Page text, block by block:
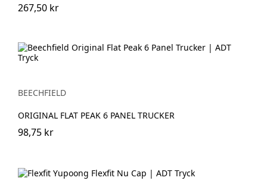
267,50 kr
BEECHFIELD
ORIGINAL FLAT PEAK 6 PANEL TRUCKER
98,75 kr